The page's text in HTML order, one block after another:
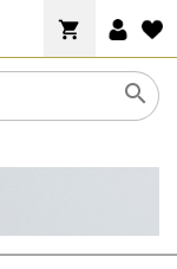
shopping_cart
